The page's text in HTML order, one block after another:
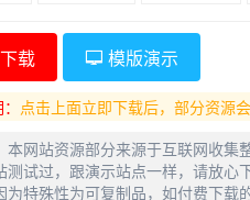
载 模版演示
点击上面立即下载后，部分资源
本网站资源部分来源于互联网收集
测试过，跟演示站点一样，请放心
为特殊性为可复制品，如付费下载